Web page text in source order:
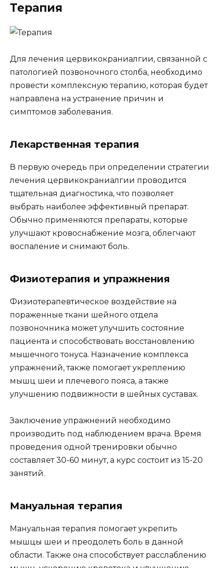
Терапия
Для лечения цервикокраниалгии, связанной с
патологией позвоночного столба, необходимо
провести комплексную терапию, которая будет
направлена на устранение причин и
симптомов заболевания.
Лекарственная терапия
В первую очередь при определении стратегии
лечения цервикокраниалгии проводится
тщательная диагностика, что позволяет
выбрать наиболее эффективный препарат.
Обычно применяются препараты, которые
улучшают кровоснабжение мозга, облегчают
воспаление и снимают боль.
Физиотерапия и упражнения
Физиотерапевтическое воздействие на
пораженные ткани шейного отдела
позвоночника может улучшить состояние
пациента и способствовать восстановлению
мышечного тонуса. Назначение комплекса
упражнений, также помогает укреплению
мышц шеи и плечевого пояса, а также
улучшению подвижности в шейных суставах.
Заключение упражнений необходимо
производить под наблюдением врача. Время
проведения одной тренировки обычно
составляет 30-60 минут, а курс состоит из 15-20
занятий.
Мануальная терапия
Мануальная терапия помогает укрепить
мышцы шеи и преодолеть боль в данной
области. Также она способствует расслаблению